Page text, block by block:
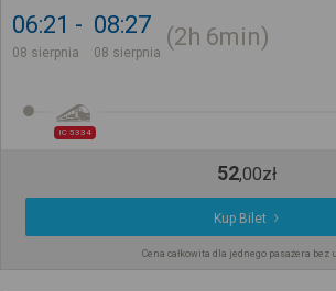
06:21
08 sierpnia
08:27
08 sierpnia
2h 6min
IC 5334
52,00zł
Kup Bilet
Cena całkowita dla jednego pasażera bez